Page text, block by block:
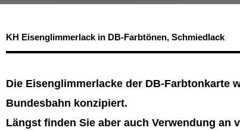
KH Eisenglimmerlack in DB-Farbtönen, Schmiedlack
Die Eisenglimmerlacke der DB-Farbtonkarte
Bundesbahn konzipiert.
Längst finden Sie aber auch Verwendung